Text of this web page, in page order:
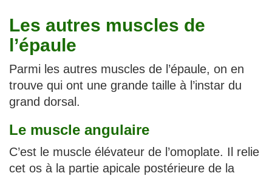
Les autres muscles de
l’épaule
Parmi les autres muscles de l’épaule, on en
trouve qui ont une grande taille à l’instar du
grand dorsal.
Le muscle angulaire
C’est le muscle élévateur de l’omoplate. Il relie
cet os à la partie apicale postérieure de la